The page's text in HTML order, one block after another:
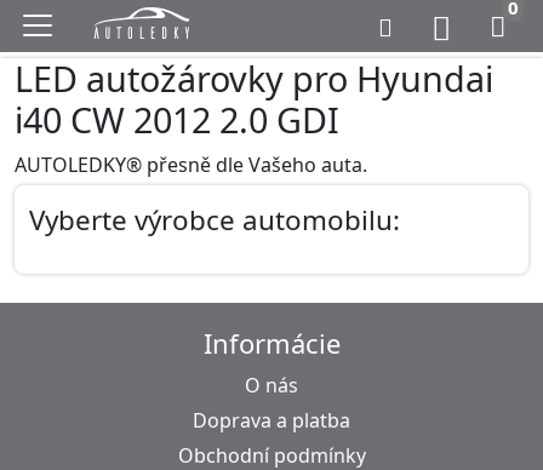
0
LED autožárovky pro Hyundai
i40 CW 2012 2.0 GDI
AUTOLEDKY® přesně dle Vašeho auta.
Vyberte výrobce automobilu:
Informácie
O nás
Doprava a platba
Obchodní podmínky